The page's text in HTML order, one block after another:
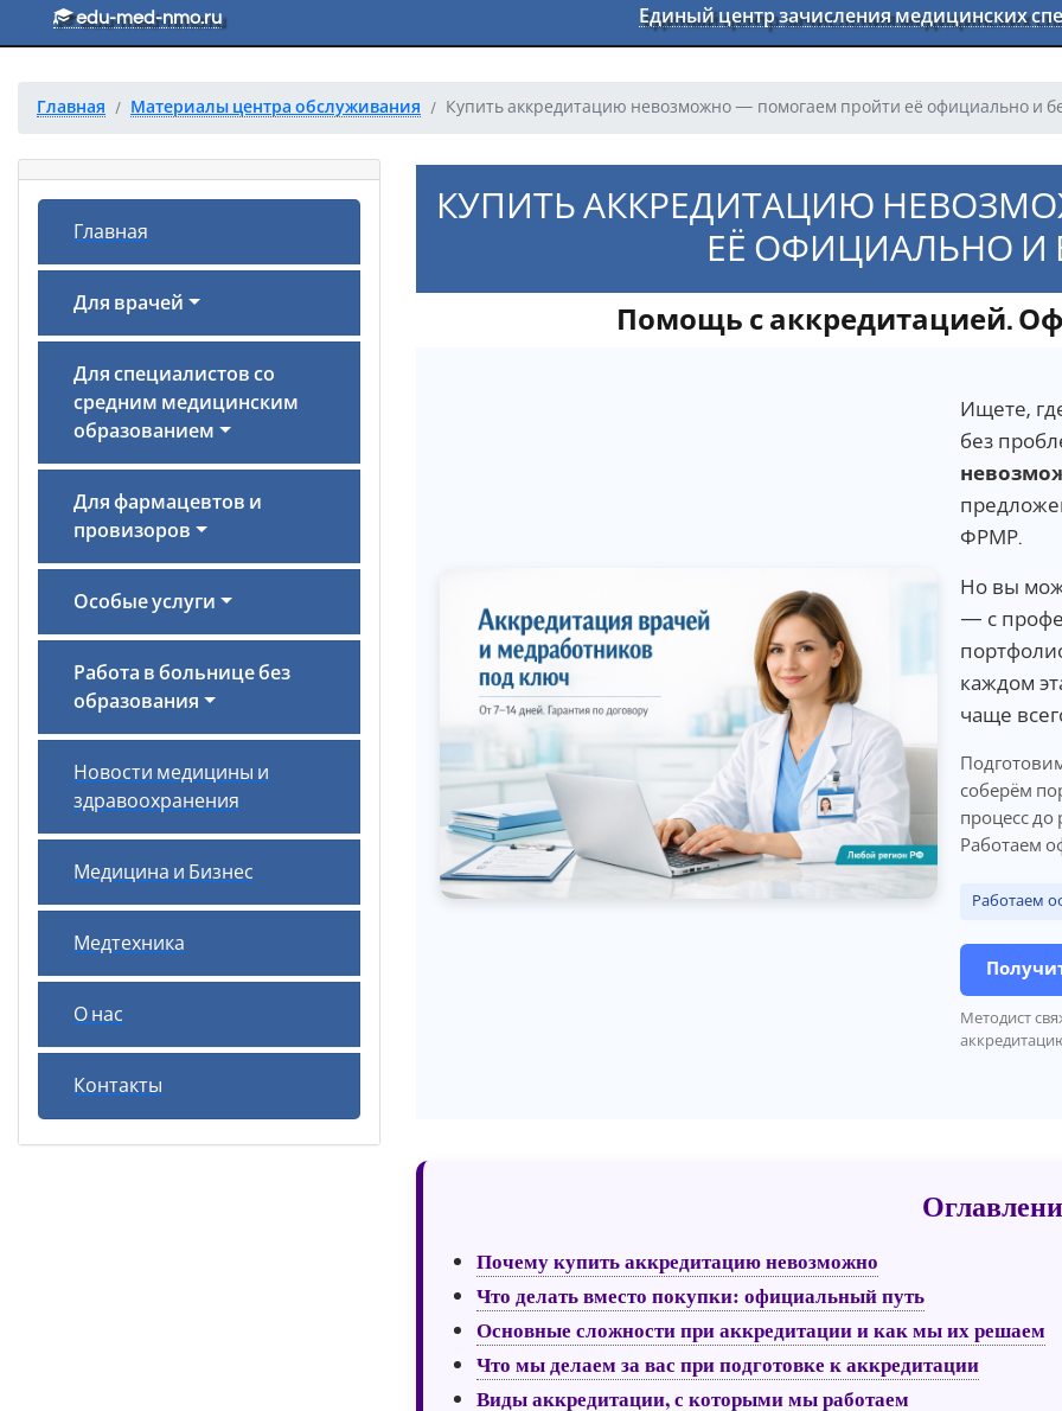
Перейти к основному тексту
edu-med-nmo.ru Единый центр зачисления медицинских
Главная Материалы центра обслуживания Купить аккредитацию невозможно — помогаем пройти её официально и
Главная
Для врачей
Для специалистов со
средним медицинским
образованием
Для фармацевтов и
провизоров
Особые услуги
Работа в больнице без
образования
Новости медицины и
здравоохранения
Медицина и Бизнес
Медтехника
О нас
Контакты
КУПИТЬ АККРЕДИТАЦИЮ
ЕЁ ОФИЦИАЛЬНО И
Помощь с аккредитацией.
Ищете,
без
ФРМР.
Но вы
— с
каждом
чаще
соберём
процесс до
Работаем
Работаем
Методист
Почему купить аккредитацию невозможно
Что делать вместо покупки: официальный путь
Основные сложности при аккредитации и как мы их решаем
Что мы делаем за вас при подготовке к аккредитации
Виды аккредитации, с которыми мы работаем